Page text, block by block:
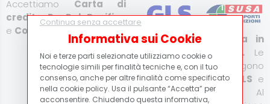
Accettiamo Carta di
credito,PayPal,Bonifico
e Contrassegno
Scopri di più
Consegna espressa in
Italia e all’estero. Le
spedizioni vengono
effettuate tramite
GLS e
Susa Trasporti
. Al
Continua senza accettare
Informativa sui Cookie
Noi e terze parti selezionate utilizziamo cookie o
tecnologie simili per finalità tecniche e, con il tuo
consenso, anche per altre finalità come specificato
nella cookie policy. Usa il pulsante “Accetta” per
acconsentire. Chiudendo questa informativa,